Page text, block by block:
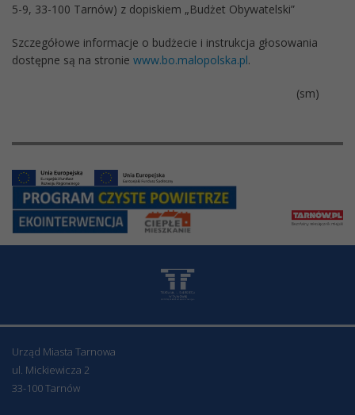
5-9, 33-100 Tarnów) z dopiskiem „Budżet Obywatelski”
Szczegółowe informacje o budżecie i instrukcja głosowania
dostępne są na stronie www.bo.malopolska.pl.
(sm)
Urząd Miasta Tarnowa
ul. Mickiewicza 2
33-100 Tarnów